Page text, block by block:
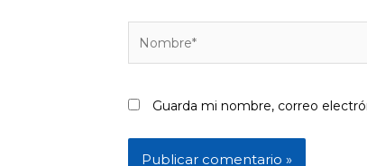
Guarda mi nombre, correo